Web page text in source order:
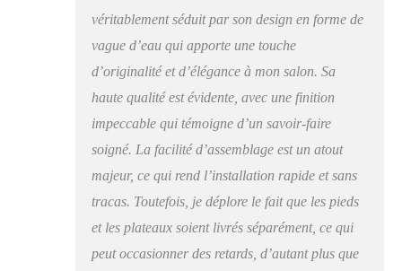
une hauteur de 36,5
et une hauteur de 46,5
cm. 【Beaucoup
rangement】: avec son
large plateau, cette
table basse ronde offre
beaucoup d'espace de
rangement pour
organiser les objets
salon et créer une
véritablement séduit par son design en forme de
vague d’eau qui apporte une touche
d’originalité et d’élégance à mon salon. Sa
haute qualité est évidente, avec une finition
impeccable qui témoigne d’un savoir-faire
soigné. La facilité d’assemblage est un atout
majeur, ce qui rend l’installation rapide et sans
tracas. Toutefois, je déplore le fait que les pieds
et les plateaux soient livrés séparément, ce qui
peut occasionner des retards, d’autant plus que